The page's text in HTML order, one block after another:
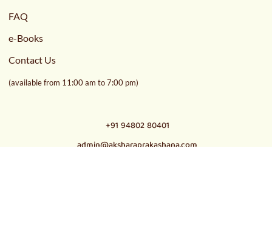
FAQ
e-Books
Contact Us
(available from 11:00 am to 7:00 pm)
+91 94802 80401
admin@aksharaprakashana.com